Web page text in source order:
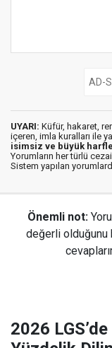
UYARI: Küfür, hakaret,
içeren, imla kuralları ile
isimsiz ve büyük
Yorumların her türlü
Sistem yapılan
Önemli not:
değerli olduğunu
2026